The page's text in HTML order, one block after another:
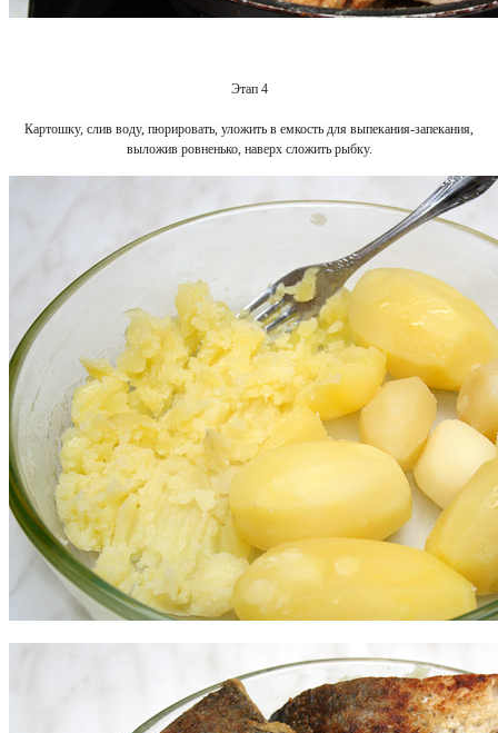
Этап 4
Картошку, слив воду, пюрировать, уложить в емкость для выпекания-запекания,
выложив ровненько, наверх сложить рыбку.